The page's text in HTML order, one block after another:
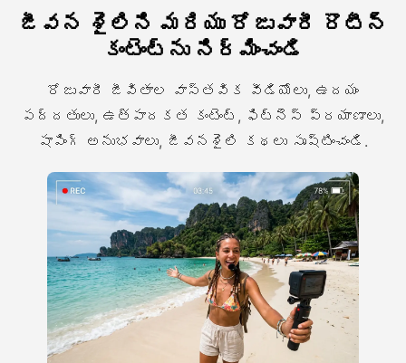
జీవన శైలిని మరియు రోజువారీ రొటీన్
కంటెంట్ను నిర్మించండి
రోజువారీ జీవితాల వాస్తవిక వీడియోలు, ఉదయం
పద్దతులు, ఉత్పాదకత కంటెంట్, ఫిట్నెస్ ప్రయాణాలు,
షాపింగ్ అనుభవాలు, జీవనశైలి కథలు సృష్టించండి.